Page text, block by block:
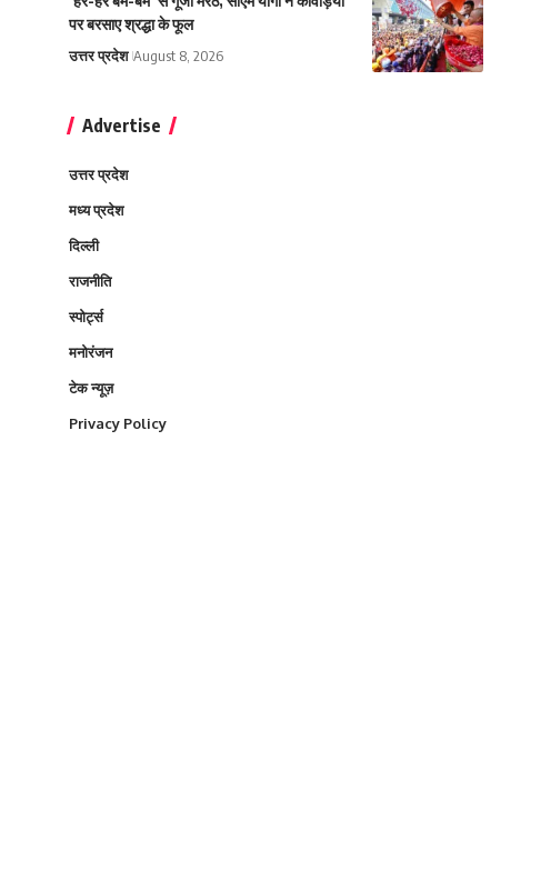
पर बरसाए श्रद्धा के फूल
उत्तर प्रदेश August 8, 2026
Advertise
उत्तर प्रदेश
मध्य प्रदेश
दिल्ली
राजनीति
स्पोर्ट्स
मनोरंजन
टेक न्यूज़
Privacy Policy